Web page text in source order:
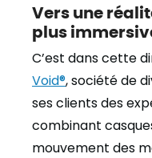
Vers une
plus
C’est dans cette
Void®, société de
ses clients des
combinant
mouvement des